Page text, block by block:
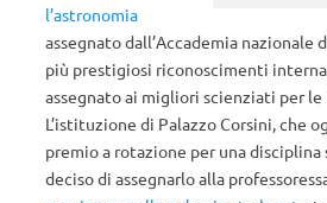
l’astronomia
assegnato dall’Accademia nazionale
più prestigiosi riconoscimenti
assegnato ai migliori scienziati per
L’istituzione di Palazzo Corsini, che
premio a rotazione per una
deciso di assegnarlo alla